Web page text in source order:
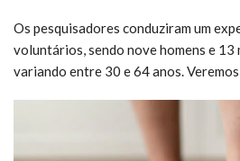
Os pesquisadores conduziram um
voluntários, sendo nove homens e 13
variando entre 30 e 64 anos.